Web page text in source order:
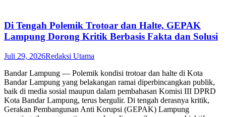
Di Tengah Polemik Trotoar dan Halte, GEPAK
Lampung Dorong Kritik Berbasis Fakta dan Solusi
Juli 29, 2026Redaksi Utama
Bandar Lampung — Polemik kondisi trotoar dan halte di Kota
Bandar Lampung yang belakangan ramai diperbincangkan publik,
baik di media sosial maupun dalam pembahasan Komisi III DPRD
Kota Bandar Lampung, terus bergulir. Di tengah derasnya kritik,
Gerakan Pembangunan Anti Korupsi (GEPAK) Lampung